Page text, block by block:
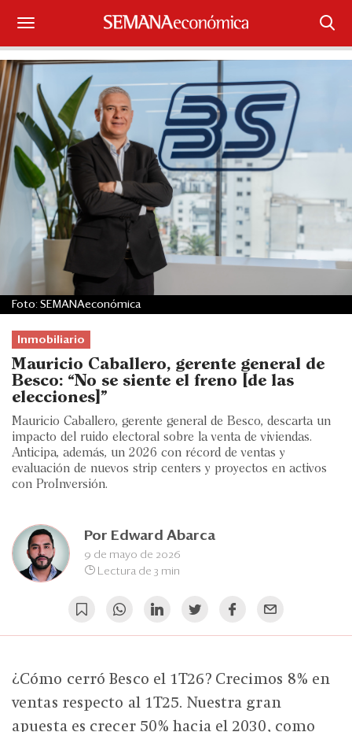
Suscríbase
Iniciar sesión
Portada
¿Qué está pasando?
Sectores y Empresas
Management
Economía y Finanzas
Legal y Política
Eventos
Blogs
Ranking CEO
Edición Impresa
Inmobiliario
Mauricio Caballero, gerente general de
Besco: “No se siente el freno [de las
elecciones]”
Mauricio Caballero, gerente general de Besco, descarta un
impacto del ruido electoral sobre la venta de viviendas.
Anticipa, además, un 2026 con récord de ventas y
evaluación de nuevos strip centers y proyectos en activos
con ProInversión.
Por Edward Abarca
9 de mayo de 2026
Lectura de 3 min
Foto: SEMANAeconómica
¿Cómo cerró Besco el 1T26? Crecimos 8% en
ventas respecto al 1T25. Nuestra gran
apuesta es crecer 50% hacia el 2030, como